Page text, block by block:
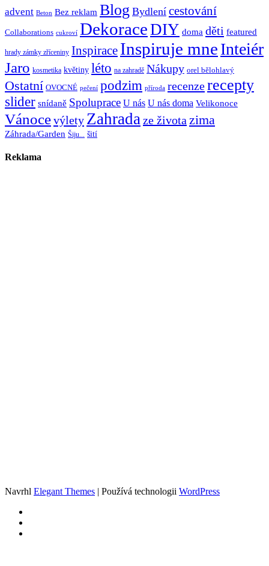
advent Beton Bez reklam Blog Bydlení cestování
Collaborations cukroví DekoraceDIY doma děti featured
hrady zámky zříceniny Inspirace Inspiruje mneInteiér
Jaro kosmetika květiny léto na zahradě Nákupy orel bělohlavý
Ostatní OVOCNÉ pečení podzim příroda recenzerecepty
slider snídaně Spoluprace U nás U nás doma Velikonoce
Vánocevýlety Zahrada ze života zima
Záhrada/Garden Šiju... šití
Reklama
Navrhl Elegant Themes | Používá technologii WordPress